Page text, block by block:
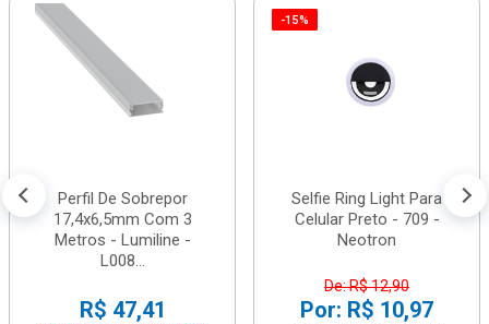
Perfil De Sobrepor
17,4x6,5mm Com 3
Metros - Lumiline -
L008...
R$ 47,41
-15%
Selfie Ring Light Para
Celular Preto - 709 -
Neotron
De: R$ 12,90
Por: R$ 10,97